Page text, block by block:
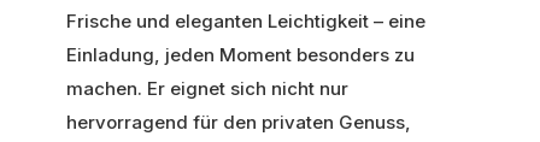
Frische und eleganten Leichtigkeit – eine
Einladung, jeden Moment besonders zu
machen. Er eignet sich nicht nur
hervorragend für den privaten Genuss,